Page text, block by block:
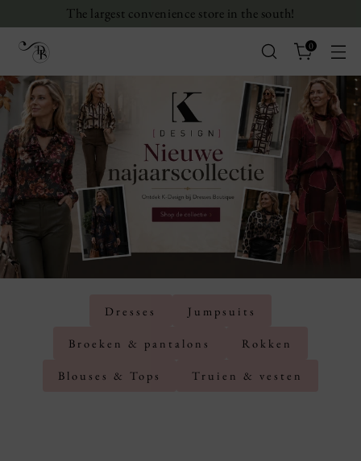
The largest convenience store in the south!
0
Dresses Jumpsuits
Broeken & pantalons Rokken
Blouses & Tops Truien & vesten